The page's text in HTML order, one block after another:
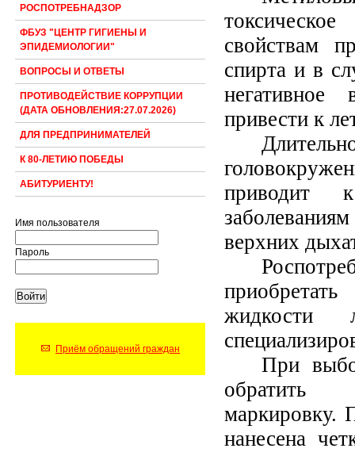
РОСПОТРЕБНАДЗОР
ФБУЗ "ЦЕНТР ГИГИЕНЫ И
ЭПИДЕМИОЛОГИИ"
ВОПРОСЫ И ОТВЕТЫ
ПРОТИВОДЕЙСТВИЕ КОРРУПЦИИ
(ДАТА ОБНОВЛЕНИЯ:27.07.2026)
ДЛЯ ПРЕДПРИНИМАТЕЛЕЙ
К 80-ЛЕТИЮ ПОБЕДЫ
АБИТУРИЕНТУ!
Имя пользователя
Пароль
Приём обращений граждан
свойствам
спирта и в
негативное
привести к
приводит
верхних
жидкости
При
маркировку.
нанесена